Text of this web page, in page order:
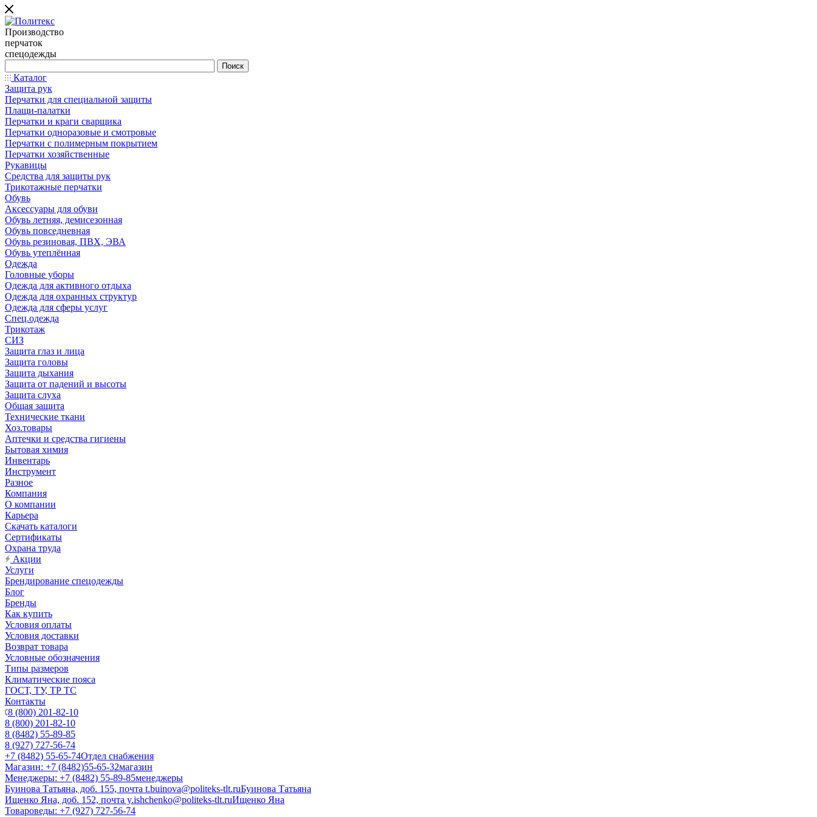
Производство
перчаток
спецодежды
Каталог
Защита рук
Перчатки для специальной защиты
Плащи-палатки
Перчатки и краги сварщика
Перчатки одноразовые и смотровые
Перчатки с полимерным покрытием
Перчатки хозяйственные
Рукавицы
Средства для защиты рук
Трикотажные перчатки
Обувь
Аксессуары для обуви
Обувь летняя, демисезонная
Обувь повседневная
Обувь резиновая, ПВХ, ЭВА
Обувь утеплённая
Одежда
Головные уборы
Одежда для активного отдыха
Одежда для охранных структур
Одежда для сферы услуг
Спец.одежда
Трикотаж
СИЗ
Защита глаз и лица
Защита головы
Защита дыхания
Защита от падений и высоты
Защита слуха
Общая защита
Технические ткани
Хоз.товары
Аптечки и средства гигиены
Бытовая химия
Инвентарь
Инструмент
Разное
Компания
О компании
Карьера
Cкачать каталоги
Сертификаты
Охрана труда
Акции
Услуги
Брендирование спецодежды
Блог
Бренды
Как купить
Условия оплаты
Условия доставки
Возврат товара
Условные обозначения
Типы размеров
Климатические пояса
ГОСТ, ТУ, ТР ТС
Контакты
8 (800) 201-82-10
8 (800) 201-82-10
8 (8482) 55-89-85
8 (927) 727-56-74
+7 (8482) 55-65-74Отдел снабжения
Магазин: +7 (8482)55-65-32магазин
Менеджеры: +7 (8482) 55-89-85менеджеры
Буинова Татьяна, доб. 155, почта t.buinova@politeks-tlt.ruБуинова Татьяна
Ищенко Яна, доб. 152, почта y.ishchenko@politeks-tlt.ruИщенко Яна
Товароведы: +7 (927) 727-56-74